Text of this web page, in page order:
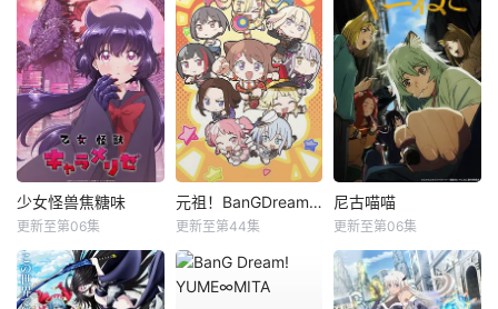
少女怪兽焦糖味
更新至第06集
元祖！BanGDream酱
更新至第44集
尼古喵喵
更新至第06集